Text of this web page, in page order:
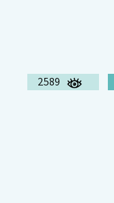
2589